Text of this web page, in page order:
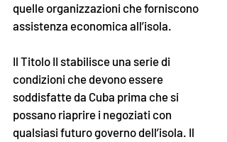
quelle organizzazioni che forniscono
assistenza economica all’isola.
Il Titolo II stabilisce una serie di
condizioni che devono essere
soddisfatte da Cuba prima che si
possano riaprire i negoziati con
qualsiasi futuro governo dell’isola. Il